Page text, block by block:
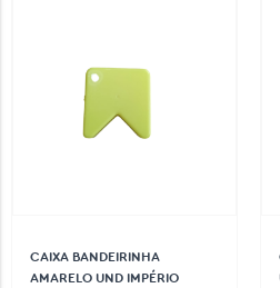
CAIXA BANDEIRINHA
AMARELO UND IMPÉRIO